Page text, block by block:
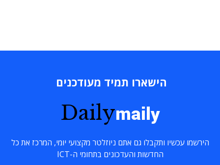
הישארו תמיד מעודכנים
Dailymaily
הירשמו עכשיו ותקבלו גם אתם ניוזלטר מקצועי יומי, המרכז את כל
החדשות והעדכונים בתחומי ה-ICT